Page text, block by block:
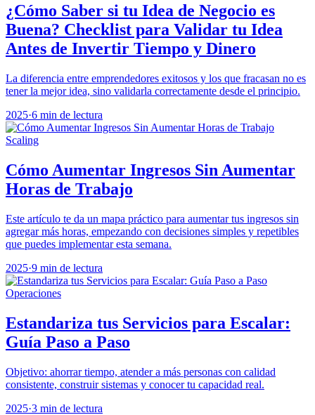
¿Cómo Saber si tu Idea de Negocio es
Buena? Checklist para Validar tu Idea
Antes de Invertir Tiempo y Dinero
La diferencia entre emprendedores exitosos y los que fracasan no es
tener la mejor idea, sino validarla correctamente desde el principio.
2025·6 min de lectura
Scaling
Cómo Aumentar Ingresos Sin Aumentar
Horas de Trabajo
Este artículo te da un mapa práctico para aumentar tus ingresos sin
agregar más horas, empezando con decisiones simples y repetibles
que puedes implementar esta semana.
2025·9 min de lectura
Operaciones
Estandariza tus Servicios para Escalar:
Guía Paso a Paso
Objetivo: ahorrar tiempo, atender a más personas con calidad
consistente, construir sistemas y conocer tu capacidad real.
2025·3 min de lectura